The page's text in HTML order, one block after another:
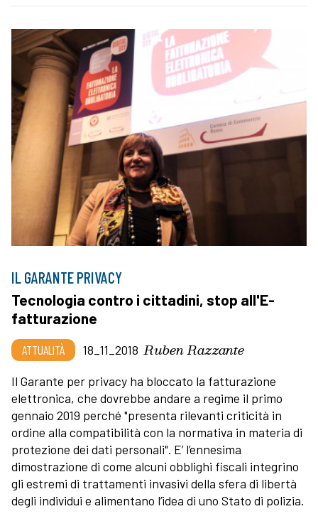
IL GARANTE PRIVACY
Tecnologia contro i cittadini, stop all'E-
fatturazione
ATTUALITÀ 18_11_2018 Ruben Razzante
Il Garante per privacy ha bloccato la fatturazione
elettronica, che dovrebbe andare a regime il primo
gennaio 2019 perché "presenta rilevanti criticità in
ordine alla compatibilità con la normativa in materia di
protezione dei dati personali". E’ l’ennesima
dimostrazione di come alcuni obblighi fiscali integrino
gli estremi di trattamenti invasivi della sfera di libertà
degli individui e alimentano l’idea di uno Stato di polizia.